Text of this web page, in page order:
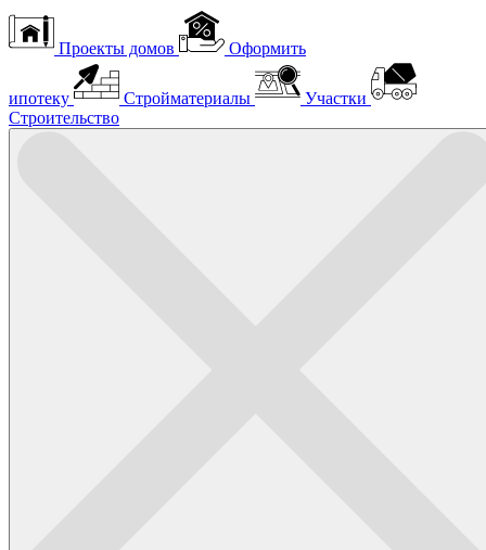
Проекты домов Оформить
ипотеку Стройматериалы
Участки
Строительство